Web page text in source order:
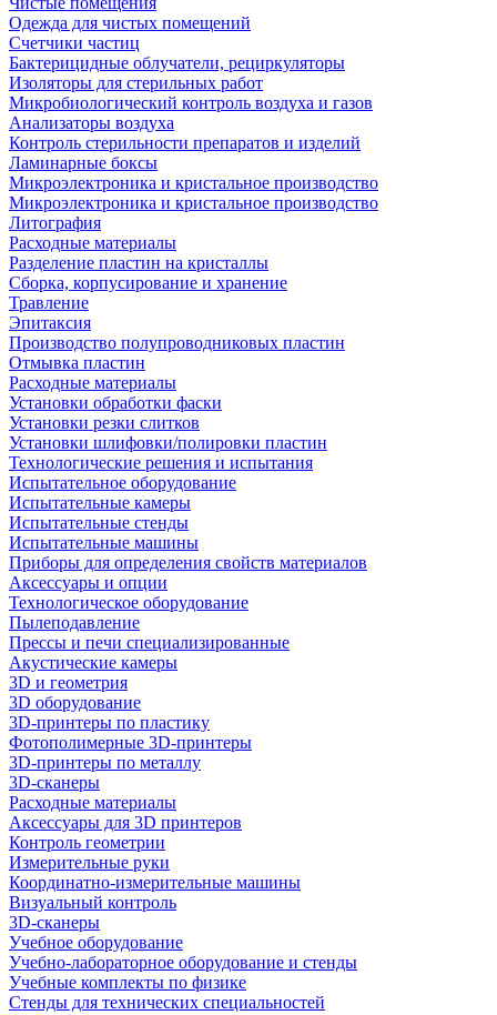
Одежда для чистых помещений
Счетчики частиц
Бактерицидные облучатели, рециркуляторы
Изоляторы для стерильных работ
Микробиологический контроль воздуха и газов
Анализаторы воздуха
Контроль стерильности препаратов и изделий
Ламинарные боксы
Микроэлектроника и кристальное производство
Микроэлектроника и кристальное производство
Литография
Расходные материалы
Разделение пластин на кристаллы
Сборка, корпусирование и хранение
Травление
Эпитаксия
Производство полупроводниковых пластин
Отмывка пластин
Расходные материалы
Установки обработки фаски
Установки резки слитков
Установки шлифовки/полировки пластин
Технологические решения и испытания
Испытательное оборудование
Испытательные камеры
Испытательные стенды
Испытательные машины
Приборы для определения свойств материалов
Аксессуары и опции
Технологическое оборудование
Пылеподавление
Прессы и печи специализированные
Акустические камеры
3D и геометрия
3D оборудование
3D-принтеры по пластику
Фотополимерные 3D-принтеры
3D-принтеры по металлу
3D-сканеры
Расходные материалы
Аксессуары для 3D принтеров
Контроль геометрии
Измерительные руки
Координатно-измерительные машины
Визуальный контроль
3D-сканеры
Учебное оборудование
Учебно-лабораторное оборудование и стенды
Учебные комплекты по физике
Стенды для технических специальностей